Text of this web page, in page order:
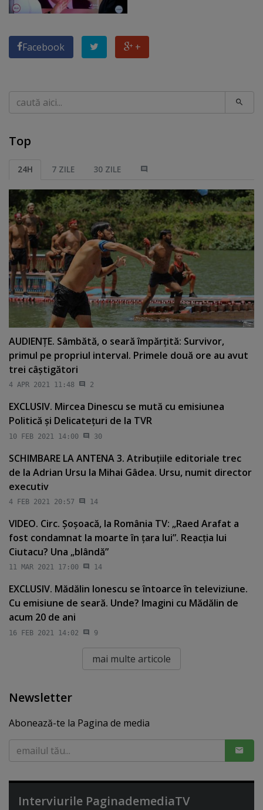
Facebook +
Caută
Top
24H 7 ZILE 30 ZILE
AUDIENŢE. Sâmbătă, o seară împărţită: Survivor,
primul pe propriul interval. Primele două ore au avut
trei câştigători
4 APR 2021 11:48 2
EXCLUSIV. Mircea Dinescu se mută cu emisiunea
Politică şi Delicateţuri de la TVR
10 FEB 2021 14:00 30
SCHIMBARE LA ANTENA 3. Atribuţiile editoriale trec
de la Adrian Ursu la Mihai Gâdea. Ursu, numit director
executiv
4 FEB 2021 20:57 14
VIDEO. Circ. Şoşoacă, la România TV: „Raed Arafat a
fost condamnat la moarte în ţara lui”. Reacţia lui
Ciutacu? Una „blândă”
11 MAR 2021 17:00 14
EXCLUSIV. Mădălin Ionescu se întoarce în televiziune.
Cu emisiune de seară. Unde? Imagini cu Mădălin de
acum 20 de ani
16 FEB 2021 14:02 9
mai multe articole
Newsletter
Abonează-te la Pagina de media
Interviurile PaginademediaTV